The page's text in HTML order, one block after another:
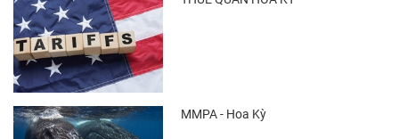
Trung Quốc tăng mạnh nhập khẩu mực,
MMPA - Hoa Kỳ